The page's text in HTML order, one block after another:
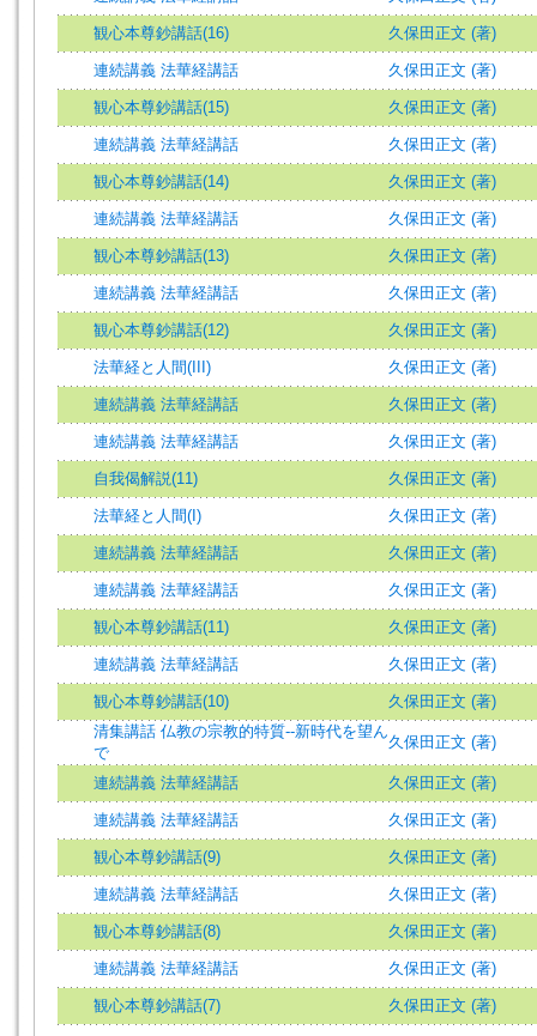
観心本尊鈔講話(16) 久保田正文 (著)
連続講義 法華経講話 久保田正文 (著)
観心本尊鈔講話(15) 久保田正文 (著)
連続講義 法華経講話 久保田正文 (著)
観心本尊鈔講話(14) 久保田正文 (著)
連続講義 法華経講話 久保田正文 (著)
観心本尊鈔講話(13) 久保田正文 (著)
連続講義 法華経講話 久保田正文 (著)
観心本尊鈔講話(12) 久保田正文 (著)
法華経と人間(III) 久保田正文 (著)
連続講義 法華経講話 久保田正文 (著)
連続講義 法華経講話 久保田正文 (著)
自我偈解説(11) 久保田正文 (著)
法華経と人間(I) 久保田正文 (著)
連続講義 法華経講話 久保田正文 (著)
連続講義 法華経講話 久保田正文 (著)
観心本尊鈔講話(11) 久保田正文 (著)
連続講義 法華経講話 久保田正文 (著)
観心本尊鈔講話(10)
久保田正文 (著)
清集講話 仏教の宗教的特質--新時代を望ん
で
久保田正文 (著)
連続講義 法華経講話 久保田正文 (著)
連続講義 法華経講話 久保田正文 (著)
観心本尊鈔講話(9) 久保田正文 (著)
連続講義 法華経講話 久保田正文 (著)
観心本尊鈔講話(8) 久保田正文 (著)
連続講義 法華経講話 久保田正文 (著)
観心本尊鈔講話(7) 久保田正文 (著)